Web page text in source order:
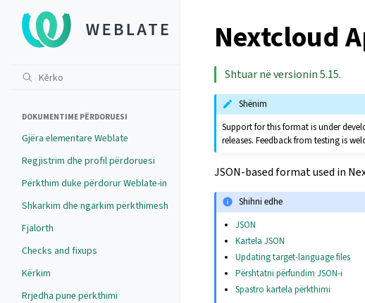
DOKUMENTIME PËRDORUESI
Gjëra elementare Weblate
Regjistrim dhe profil përdoruesi
Përkthim duke përdorur Weblate-in
Shkarkim dhe ngarkim përkthimesh
Fjalorth
Checks and fixups
Kërkim
Rrjedha pune përkthimi
Nextcloud
Shtuar në versionin 5.15.
Shënim
Support for this format is under
releases. Feedback from testing is
JSON-based format used in
Shihni edhe
JSON
Kartela JSON
Updating target-language files
Përshtatni përfundim JSON-i
Spastro kartela përkthimi